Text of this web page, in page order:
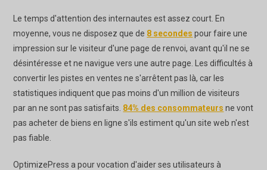
Le temps d'attention des internautes est assez court. En
moyenne, vous ne disposez que de 8 secondes pour faire une
impression sur le visiteur d'une page de renvoi, avant qu'il ne se
désintéresse et ne navigue vers une autre page. Les difficultés à
convertir les pistes en ventes ne s'arrêtent pas là, car les
statistiques indiquent que pas moins d'un million de visiteurs
par an ne sont pas satisfaits. 84% des consommateurs ne vont
pas acheter de biens en ligne s'ils estiment qu'un site web n'est
pas fiable.
OptimizePress a pour vocation d'aider ses utilisateurs à